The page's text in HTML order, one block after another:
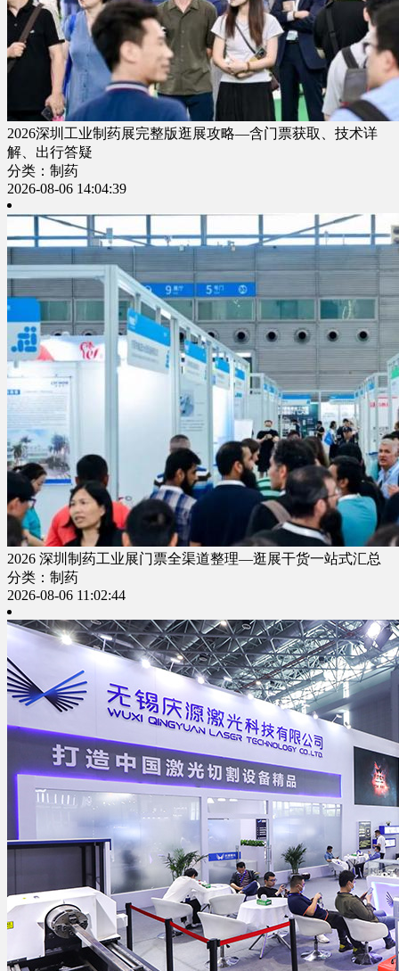
2026深圳工业制药展完整版逛展攻略—含门票获取、技术详
解、出行答疑
分类：制药
2026-08-06 14:04:39
2026 深圳制药工业展门票全渠道整理—逛展干货一站式汇总
分类：制药
2026-08-06 11:02:44